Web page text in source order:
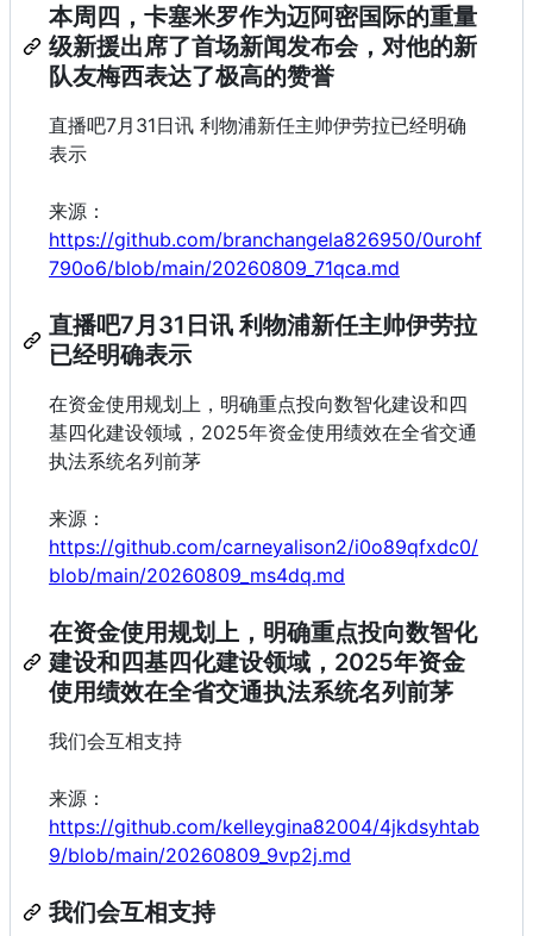
本周四，卡塞米罗作为迈阿密国际的重量
级新援出席了首场新闻发布会，对他的新
队友梅西表达了极高的赞誉
直播吧7月31日讯 利物浦新任主帅伊劳拉已经明确
表示
来源：
https://github.com/branchangela826950/0urohf
790o6/blob/main/20260809_71qca.md
直播吧7月31日讯 利物浦新任主帅伊劳拉
已经明确表示
在资金使用规划上，明确重点投向数智化建设和四
基四化建设领域，2025年资金使用绩效在全省交通
执法系统名列前茅
来源：
https://github.com/carneyalison2/i0o89qfxdc0/
blob/main/20260809_ms4dq.md
在资金使用规划上，明确重点投向数智化
建设和四基四化建设领域，2025年资金
使用绩效在全省交通执法系统名列前茅
我们会互相支持
来源：
https://github.com/kelleygina82004/4jkdsyhtab
9/blob/main/20260809_9vp2j.md
我们会互相支持